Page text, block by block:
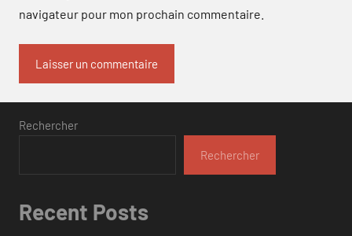
navigateur pour mon prochain commentaire.
Rechercher
Rechercher
Recent Posts